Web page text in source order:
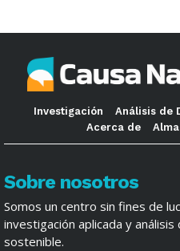
Investigación Análisis de
Acerca de
Sobre nosotros
Somos un centro sin fines de
investigación aplicada y
sostenible.